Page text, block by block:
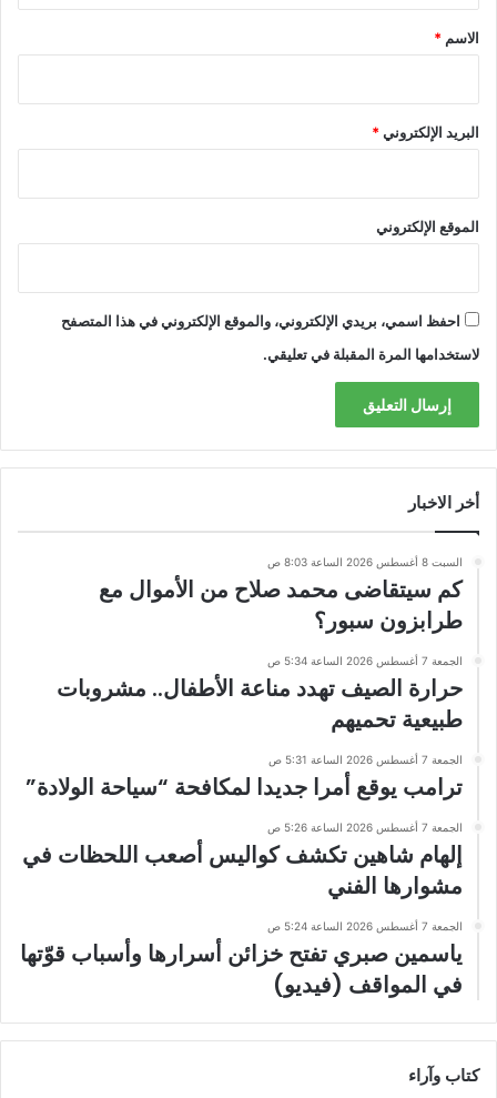
*
الاسم *
البريد الإلكتروني*
الموقع الإلكتروني
احفظ اسمي، بريدي الإلكتروني، والموقع الإلكتروني في هذا المتصفح
لاستخدامها المرة المقبلة في تعليقي.
أخر الاخبار
السبت 8 أغسطس 2026 الساعة 8:03 ص
كم سيتقاضى محمد صلاح من الأموال مع
طرابزون سبور؟
الجمعة 7 أغسطس 2026 الساعة 5:34 ص
حرارة الصيف تهدد مناعة الأطفال.. مشروبات
طبيعية تحميهم
الجمعة 7 أغسطس 2026 الساعة 5:31 ص
ترامب يوقع أمرا جديدا لمكافحة “سياحة الولادة”
الجمعة 7 أغسطس 2026 الساعة 5:26 ص
إلهام شاهين تكشف كواليس أصعب اللحظات في
مشوارها الفني
الجمعة 7 أغسطس 2026 الساعة 5:24 ص
ياسمين صبري تفتح خزائن أسرارها وأسباب قوّتها
في المواقف (فيديو)
كتاب وآراء